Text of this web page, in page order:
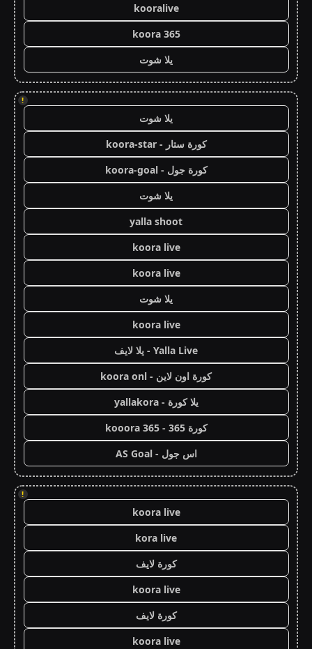
kooralive
koora 365
يلا شوت
!
يلا شوت
كورة ستار - koora-star
كورة جول - koora-goal
يلا شوت
yalla shoot
koora live
koora live
يلا شوت
koora live
Yalla Live - يلا لايف
كورة اون لاين - koora onl
يلا كورة - yallakora
كورة 365 - kooora 365
اس جول - AS Goal
!
koora live
kora live
كورة لايف
koora live
كورة لايف
koora live